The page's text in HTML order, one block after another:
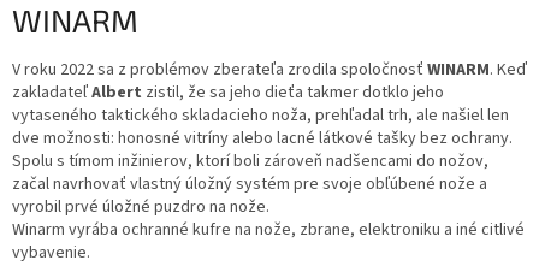
WINARM
V roku 2022 sa z problémov zberateľa zrodila spoločnosť WINARM. Keď
zakladateľAlbert zistil, že sa jeho dieťa takmer dotklo jeho
vytaseného taktického skladacieho noža, prehľadal trh, ale našiel len
dve možnosti: honosné vitríny alebo lacné látkové tašky bez ochrany.
Spolu s tímom inžinierov, ktorí boli zároveň nadšencami do nožov,
začal navrhovať vlastný úložný systém pre svoje obľúbené nože a
vyrobil prvé úložné puzdro na nože.
Winarm vyrába ochranné kufre na nože, zbrane, elektroniku a iné citlivé
vybavenie.